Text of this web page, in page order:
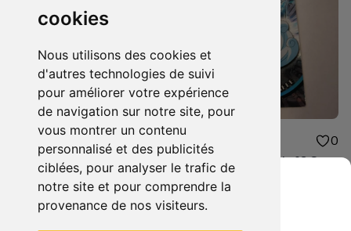
cookies
Nous utilisons des cookies et
d'autres technologies de suivi
pour améliorer votre expérience
de navigation sur notre site, pour
vous montrer un contenu
personnalisé et des publicités
ciblées, pour analyser le trafic de
notre site et pour comprendre la
provenance de nos visiteurs.
100.00 €
XIII Vol 3 EO Toute les Larmes de l'enfer
Ajouter au lot
0
Topps holographic 08 Carabaffe